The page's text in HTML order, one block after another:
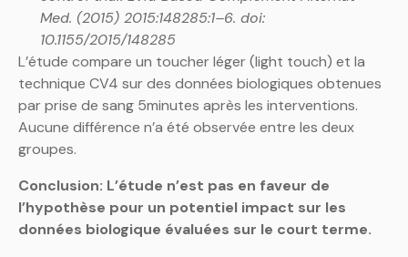
Med. (2015) 2015:148285:1–6. doi:
10.1155/2015/148285
L’étude compare un toucher léger (light touch) et la
technique CV4 sur des données biologiques obtenues
par prise de sang 5minutes après les interventions.
Aucune différence n’a été observée entre les deux
groupes.
Conclusion: L’étude n’est pas en faveur de
l’hypothèse pour un potentiel impact sur les
données biologique évaluées sur le court terme.